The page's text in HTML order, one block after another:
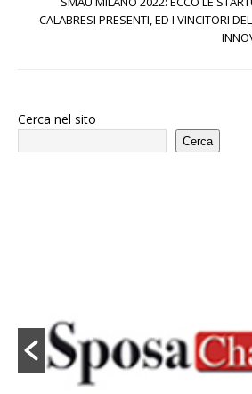
CALABRESI PRESENTI, ED I VINCITORI
Cerca nel sito
Cerca